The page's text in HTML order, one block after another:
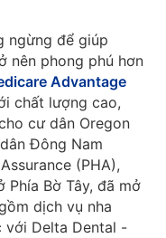
ngừng để giúp
nên phong phú hơn
Advantage
chất lượng cao,
cư dân Oregon
Đông Nam
(PHA),
Bờ Tây, đã mở
dịch vụ nha
với Delta Dental -